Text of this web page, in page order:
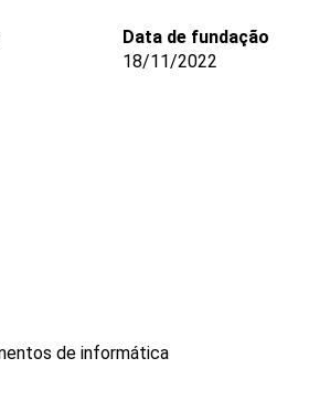
Data de fundação
18/11/2022
de informática